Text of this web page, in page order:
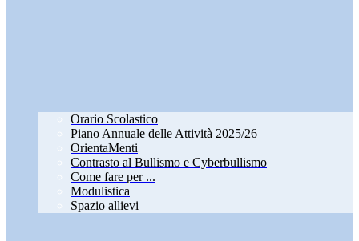
Orario Scolastico
Piano Annuale delle Attività 2025/26
OrientaMenti
Contrasto al Bullismo e Cyberbullismo
Come fare per ...
Modulistica
Spazio allievi